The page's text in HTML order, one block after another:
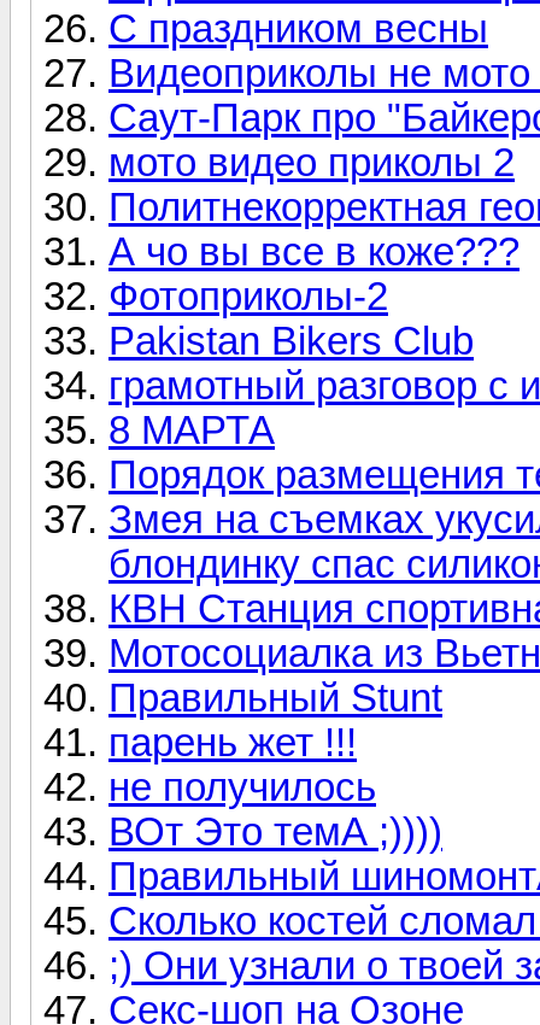
С праздником весны
Видеоприколы не мото
Саут-Парк про
мото видео приколы 2
Политнекорректная
А чо вы все в коже???
Фотоприколы-2
Pakistan Bikers Club
грамотный разговор с
8 МАРТА
Порядок размещения
Змея на съемках
блондинку спас
КВН Станция
Мотосоциалка из
Правильный Stunt
парень жет !!!
не получилось
ВОт Это темА ;))))
Правильный
Сколько костей
;) Они узнали о твоей
Секс-шоп на Озоне